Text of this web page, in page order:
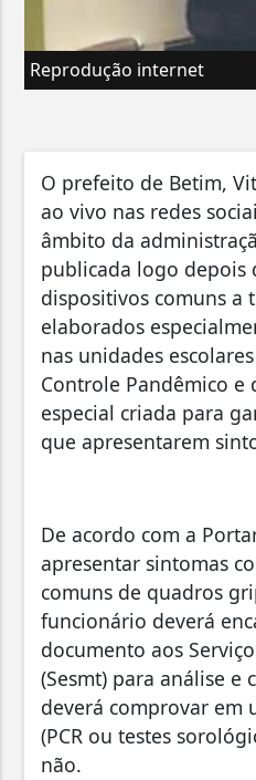
Reprodução internet
O prefeito de Betim,
ao vivo nas redes
âmbito da
publicada logo depois
dispositivos comuns a
elaborados
nas unidades
Controle Pandêmico e
especial criada para
que apresentarem
De acordo com a
apresentar sintomas
comuns de quadros
funcionário deverá
documento aos
(Sesmt) para análise e
deverá comprovar em
(PCR ou testes
não.